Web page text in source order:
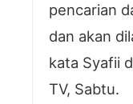
pencarian
dan akan
kata Syafii
TV, Sabtu.